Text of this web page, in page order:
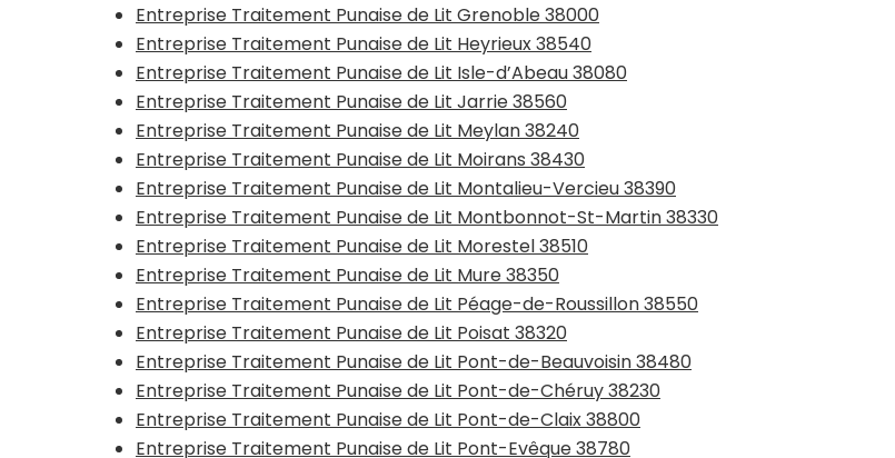
Entreprise Traitement Punaise de Lit Grenoble 38000
Entreprise Traitement Punaise de Lit Heyrieux 38540
Entreprise Traitement Punaise de Lit Isle-d’Abeau 38080
Entreprise Traitement Punaise de Lit Jarrie 38560
Entreprise Traitement Punaise de Lit Meylan 38240
Entreprise Traitement Punaise de Lit Moirans 38430
Entreprise Traitement Punaise de Lit Montalieu-Vercieu 38390
Entreprise Traitement Punaise de Lit Montbonnot-St-Martin 38330
Entreprise Traitement Punaise de Lit Morestel 38510
Entreprise Traitement Punaise de Lit Mure 38350
Entreprise Traitement Punaise de Lit Péage-de-Roussillon 38550
Entreprise Traitement Punaise de Lit Poisat 38320
Entreprise Traitement Punaise de Lit Pont-de-Beauvoisin 38480
Entreprise Traitement Punaise de Lit Pont-de-Chéruy 38230
Entreprise Traitement Punaise de Lit Pont-de-Claix 38800
Entreprise Traitement Punaise de Lit Pont-Evêque 38780